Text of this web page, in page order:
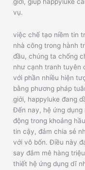
vụ.
việc chế tạo niềm tin
nhà công trong hành
đầu, chúng ta chống
như cạnh tranh tuyên
với phần nhiều hiện
bằng phương pháp
giới, happyluke đang
Đến nay, hệ ứng
động trong khoảng
tin cậy, đảm chia sẻ
với vô bốn. Điều này
say đắm mê hàng
thiết hệ ứng dụng dĩ